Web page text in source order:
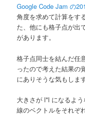
ン
Google Code Jam の
角度を求めて計算をす
た、他にも格子点が出
があります。
格子点同士を結んだ任
ったので考えた結果の
にありそうな気もしま
大きさが l*l になるよ
線のベクトルをそれぞ